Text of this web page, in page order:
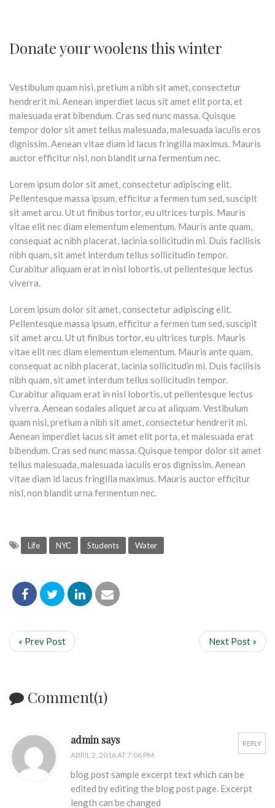
Donate your woolens this winter
Vestibulum quam nisi, pretium a nibh sit amet, consectetur
hendrerit mi. Aenean imperdiet lacus sit amet elit porta, et
malesuada erat bibendum.Cras sed nunc massa. Quisque
tempor dolor sit amet tellus malesuada, malesuada iaculis eros
dignissim. Aenean vitae diam id lacus fringilla maximus. Mauris
auctor efficitur nisl, non blandit urna fermentum nec.
Lorem ipsum dolor sit amet, consectetur adipiscing elit.
Pellentesque massa ipsum, efficitur a fermen tum sed, suscipit
sit amet arcu. Ut ut finibus tortor, eu ultrices turpis. Mauris
vitae elit nec diam elementum elementum. Mauris ante quam,
consequat ac nibh placerat, lacinia sollicitudin mi. Duis facilisis
nibh quam, sit amet interdum tellus sollicitudin tempor.
Curabitur aliquam erat in nisl lobortis, ut pellentesque lectus
viverra.
Lorem ipsum dolor sit amet, consectetur adipiscing elit.
Pellentesque massa ipsum, efficitur a fermen tum sed, suscipit
sit amet arcu. Ut ut finibus tortor, eu ultrices turpis. Mauris
vitae elit nec diam elementum elementum. Mauris ante quam,
consequat ac nibh placerat, lacinia sollicitudin mi. Duis facilisis
nibh quam, sit amet interdum tellus sollicitudin tempor.
Curabitur aliquam erat in nisl lobortis, ut pellentesque lectus
viverra. Aenean sodales aliquet arcu at aliquam. Vestibulum
quam nisi, pretium a nibh sit amet, consectetur hendrerit mi.
Aenean imperdiet lacus sit amet elit porta, et malesuada erat
bibendum. Cras sed nunc massa. Quisque tempor dolor sit amet
tellus malesuada, malesuada iaculis eros dignissim. Aenean
vitae diam id lacus fringilla maximus. Mauris auctor efficitur
nisl, non blandit urna fermentum nec.
Life NYC Students Water
« Prev Post Next Post »
Comment(1)
REPLY
admin says
ABRIL 2, 2016 AT 7:06 PM
blog post sample excerpt text which can be
edited by editing the blog post page. Excerpt
length can be changed